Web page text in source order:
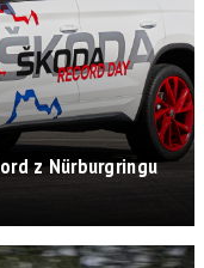
z Nürburgringu